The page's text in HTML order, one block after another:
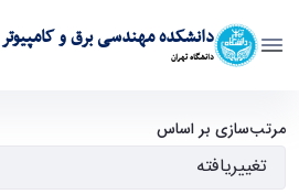
دانشکده مهندسی برق و کامپیوتر
دانشگاه تهران
آرشیو اطلاعیه ها - ece- دانشکده مهندسی برق و کامپیوتر
مرتب‌سازی بر اساس